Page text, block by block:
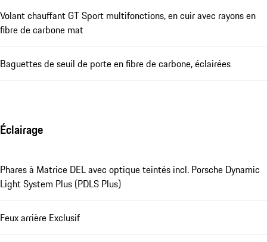
Volant chauffant GT Sport multifonctions, en cuir avec rayons en
fibre de carbone mat
Baguettes de seuil de porte en fibre de carbone, éclairées
Éclairage
Phares à Matrice DEL avec optique teintés incl. Porsche Dynamic
Light System Plus (PDLS Plus)
Feux arrière Exclusif